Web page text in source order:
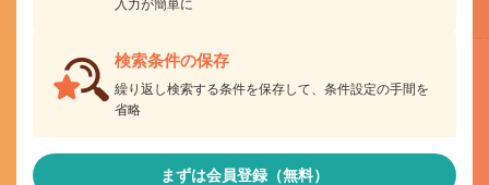
入力が簡単に
検索条件の保存
繰り返し検索する条件を保存して、条件設定の手間を
省略
まずは会員登録（無料）